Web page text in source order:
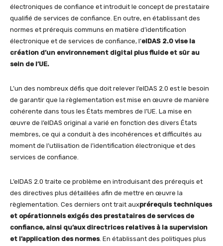
électroniques de confiance et introduit le concept de prestataire
qualifié de services de confiance. En outre, en établissant des
normes et prérequis communs en matière d’identification
électronique et de services de confiance, l’eIDAS 2.0 vise la
création d’un environnement digital plus fluide et sûr au
sein de l’UE.
L’un des nombreux défis que doit relever l’eIDAS 2.0 est le besoin
de garantir que la règlementation est mise en œuvre de manière
cohérente dans tous les États membres de l’UE. La mise en
œuvre de l’eIDAS original a varié en fonction des divers États
membres, ce qui a conduit à des incohérences et difficultés au
moment de l’utilisation de l’identification électronique et des
services de confiance.
L’eIDAS 2.0 traite ce problème en introduisant des prérequis et
des directives plus détaillées afin de mettre en œuvre la
règlementation. Ces derniers ont trait auxprérequis techniques
et opérationnels exigés des prestataires de services de
confiance, ainsi qu’aux directrices relatives à la supervision
et l’application des normes. En établissant des politiques plus